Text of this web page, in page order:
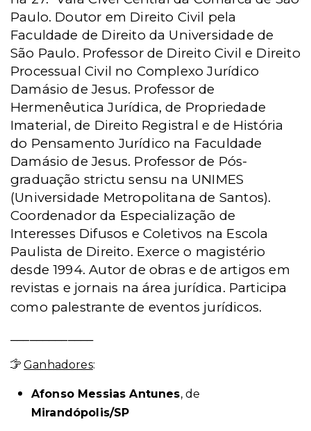
Paulo. Doutor em Direito Civil pela
Faculdade de Direito da Universidade de
São Paulo. Professor de Direito Civil e Direito
Processual Civil no Complexo Jurídico
Damásio de Jesus. Professor de
Hermenêutica Jurídica, de Propriedade
Imaterial, de Direito Registral e de História
do Pensamento Jurídico na Faculdade
Damásio de Jesus. Professor de Pós-
graduação strictu sensu na UNIMES
(Universidade Metropolitana de Santos).
Coordenador da Especialização de
Interesses Difusos e Coletivos na Escola
Paulista de Direito. Exerce o magistério
desde 1994. Autor de obras e de artigos em
revistas e jornais na área jurídica. Participa
como palestrante de eventos jurídicos.
Ganhadores:
Afonso Messias Antunes, de
Mirandópolis/SP